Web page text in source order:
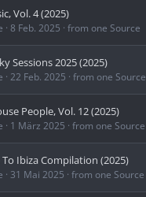
Vol. 4 (2025)
8 Feb. 2025 from one Source
Sessions 2025 (2025)
22 Feb. 2025 from one Source
People, Vol. 12 (2025)
1 März 2025 from one Source
Ibiza Compilation (2025)
31 Mai 2025 from one Source